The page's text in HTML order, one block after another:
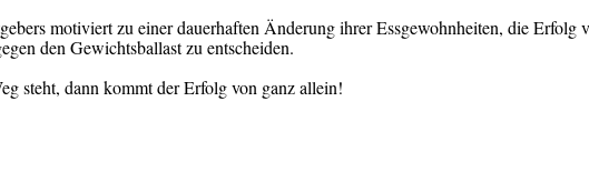
motiviert zu einer dauerhaften Änderung ihrer Essgewohnheiten, die Erfolg
den Gewichtsballast zu entscheiden.
steht, dann kommt der Erfolg von ganz allein!